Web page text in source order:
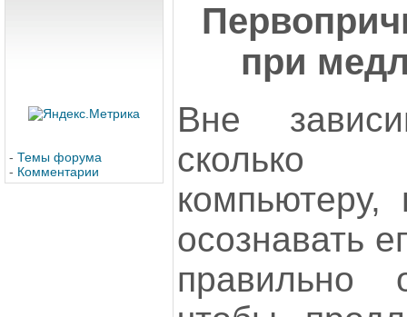
- Темы форума
- Комментарии
при
Вне
компьютеру,
осознавать
правильно